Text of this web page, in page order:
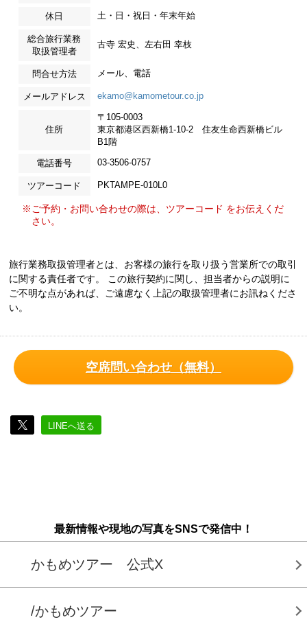
休日 土・日・祝日・年末年始
総合旅行業務
取扱管理者
古寺 宏史、左右田 幸枝
問合せ方法 メール、電話
メールアドレス ekamo@kamometour.co.jp
住所
〒105-0003
東京都港区西新橋1-10-2 住友生命西新橋ビル
B1階
電話番号 03-3506-0757
ツアーコード PKTAMPE-010L0
※ご予約・お問い合わせの際は、ツアーコード をお伝えくだ
さい。
旅行業務取扱管理者とは、お客様の旅行を取り扱う営業所での取引
に関する責任者です。 この旅行契約に関し、担当者からの説明に
ご不明な点があれば、ご遠慮なく上記の取扱管理者にお訊ねくださ
い。
空席問い合わせ（無料）
LINEへ送る
最新情報や現地の写真をSNSで発信中！
かもめツアー 公式X
/かもめツアー